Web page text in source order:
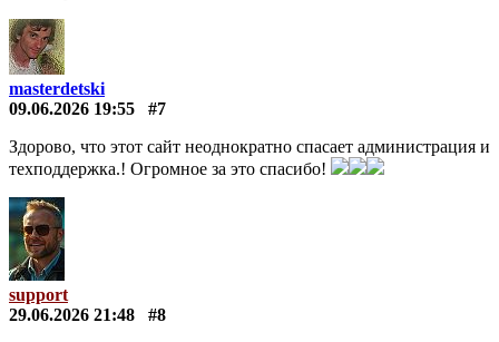
masterdetski
09.06.2026 19:55
#7
Здорово, что этот сайт неоднократно спасает администрация и
техподдержка.! Огромное за это спасибо!
support
29.06.2026 21:48
#8